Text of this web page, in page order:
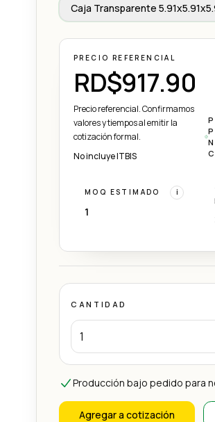
Caja Transparente
PRECIO REFERENCIAL
RD$917.90
Precio referencial. Confirmamos
valores y tiempos al emitir la
cotización formal.
No incluye ITBIS
MOQ ESTIMADO i
1
CANTIDAD
Producción bajo pedido para
Agregar a cotización